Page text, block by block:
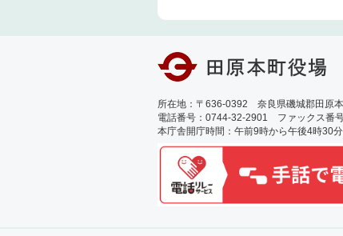
所在地：〒636-0392 奈良県磯城郡田原
電話番号：0744-32-2901 ファックス番
本庁舎開庁時間：午前9時から午後4時30